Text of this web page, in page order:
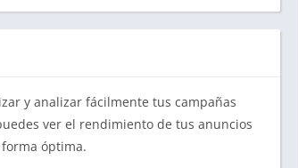
y analizar fácilmente tus campañas
ver el rendimiento de tus anuncios
óptima.